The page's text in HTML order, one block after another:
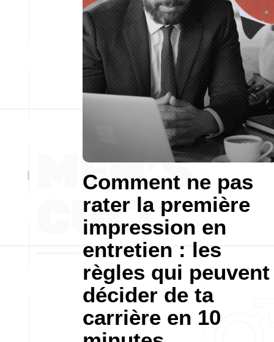
Comment ne pas
rater la première
impression en
entretien : les
règles qui peuvent
décider de ta
carrière en 10